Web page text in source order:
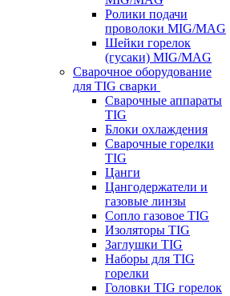
Ролики подачи
проволоки MIG/MAG
Шейки горелок
(гусаки) MIG/MAG
Сварочное оборудование
для TIG сварки
Сварочные аппараты
TIG
Блоки охлаждения
Сварочные горелки
TIG
Цанги
Цангодержатели и
газовые линзы
Сопло газовое TIG
Изоляторы TIG
Заглушки TIG
Наборы для TIG
горелки
Головки TIG горелок